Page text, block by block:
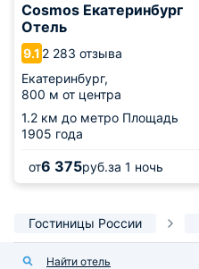
Cosmos Екатеринбург
Отель
9.1 2 283 отзыва
Екатеринбург,
800 м от центра
1.2 км до метро Площадь
1905 года
от6 375руб.за 1 ночь
Гостиницы России
Найти отель